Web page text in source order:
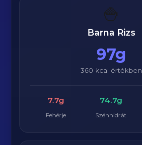
🍚
Barna Rizs
97g
360 kcal értékben
7.7g
Fehérje
74.7g
Szénhidrát